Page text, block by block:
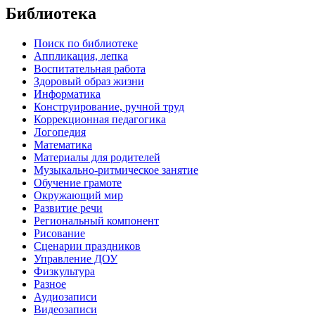
Библиотека
Поиск по библиотеке
Аппликация, лепка
Воспитательная работа
Здоровый образ жизни
Информатика
Конструирование, ручной труд
Коррекционная педагогика
Логопедия
Математика
Материалы для родителей
Музыкально-ритмическое занятие
Обучение грамоте
Окружающий мир
Развитие речи
Региональный компонент
Рисование
Сценарии праздников
Управление ДОУ
Физкультура
Разное
Аудиозаписи
Видеозаписи